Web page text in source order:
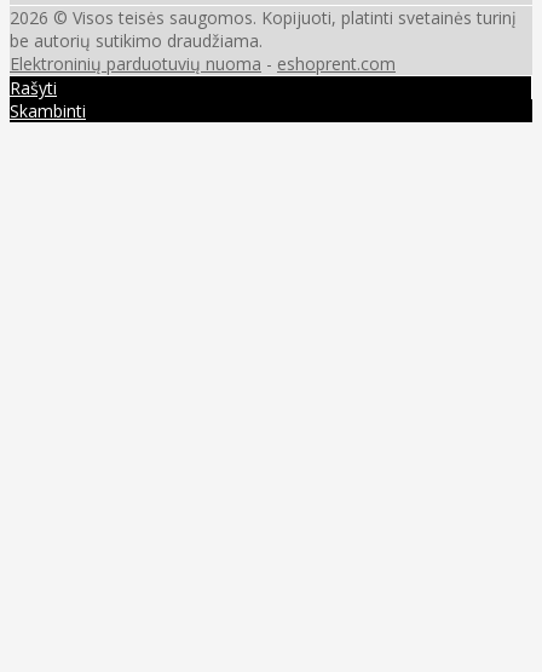
2026 © Visos teisės saugomos. Kopijuoti, platinti svetainės turinį
be autorių sutikimo draudžiama.
Elektroninių parduotuvių nuoma - eshoprent.com
Rašyti
Skambinti